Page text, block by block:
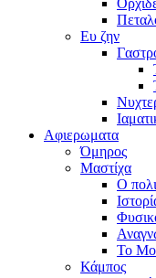
Ευ ζην
Αφιερωματα
Όμηρος
Μαστίχα
Ο
Το
Κάμπος